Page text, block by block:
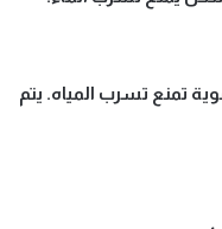
تمنع تسرب المياه. يتم